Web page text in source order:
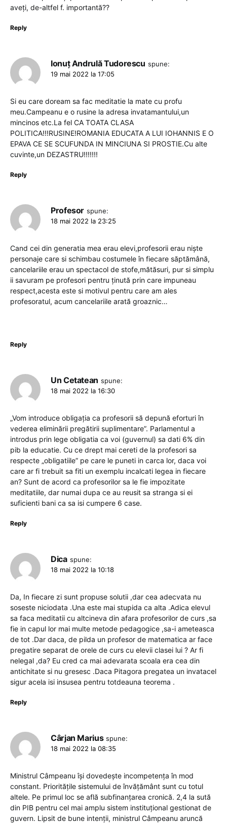
aveți, de-altfel f. importantă??
Reply
Ionuț Andrulă Tudorescu spune:
19 mai 2022 la 17:05
Si eu care doream sa fac meditatie la mate cu profu
meu.Campeanu e o rusine la adresa invatamantului,un
mincinos etc.La fel CA TOATA CLASA
POLITICA!!!RUSINE!ROMANIA EDUCATA A LUI IOHANNIS E O
EPAVA CE SE SCUFUNDA IN MINCIUNA SI PROSTIE.Cu alte
cuvinte,un DEZASTRU!!!!!!!
Reply
Profesor spune:
18 mai 2022 la 23:25
Cand cei din generatia mea erau elevi,profesorii erau niște
personaje care si schimbau costumele în fiecare săptămână,
cancelariile erau un spectacol de stofe,mătăsuri, pur si simplu
ii savuram pe profesori pentru ținută prin care impuneau
respect,acesta este si motivul pentru care am ales
profesoratul, acum cancelariile arată groaznic…
Reply
Un Cetatean spune:
18 mai 2022 la 16:30
„Vom introduce obligația ca profesorii să depună eforturi în
vederea eliminării pregătirii suplimentare”. Parlamentul a
introdus prin lege obligatia ca voi (guvernul) sa dati 6% din
pib la educatie. Cu ce drept mai cereti de la profesori sa
respecte „obligatiile” pe care le puneti in carca lor, daca voi
care ar fi trebuit sa fiti un exemplu incalcati legea in fiecare
an? Sunt de acord ca profesorilor sa le fie impozitate
meditatiile, dar numai dupa ce au reusit sa stranga si ei
suficienti bani ca sa isi cumpere 6 case.
Reply
Dica spune:
18 mai 2022 la 10:18
Da, In fiecare zi sunt propuse solutii ,dar cea adecvata nu
soseste niciodata .Una este mai stupida ca alta .Adica elevul
sa faca meditatii cu altcineva din afara profesorilor de curs ,sa
fie in capul lor mai multe metode pedagogice ,sa-i ameteasca
de tot .Dar daca, de pilda un profesor de matematica ar face
pregatire separat de orele de curs cu elevii clasei lui ? Ar fi
nelegal ,da? Eu cred ca mai adevarata scoala era cea din
antichitate si nu gresesc .Daca Pitagora pregatea un invatacel
sigur acela isi insusea pentru totdeauna teorema .
Reply
Cârjan Marius spune:
18 mai 2022 la 08:35
Ministrul Câmpeanu își dovedește incompetența în mod
constant. Prioritățile sistemului de învățământ sunt cu totul
altele. Pe primul loc se află subfinanțarea cronică. 2,4 la sută
din PIB pentru cel mai amplu sistem instituțional gestionat de
guvern. Lipsit de bune intenții, ministrul Câmpeanu aruncă